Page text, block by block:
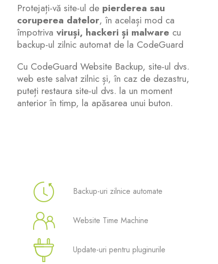
Aplicatii Mobil
Certificate SSL
Website Builder
Servicii e-mail
VPN
SEO Tools
Site Builder
Protejați-vă site-ul de pierderea sau
coruperea datelor, în același mod ca
împotriva viruși, hackeri și malware cu
backup-ul zilnic automat de la CodeGuard
Cu CodeGuard Website Backup, site-ul dvs.
web este salvat zilnic și, în caz de dezastru,
puteți restaura site-ul dvs. la un moment
anterior în timp, la apăsarea unui buton.
Backup-uri zilnice automate
Website Time Machine
Update-uri pentru pluginurile